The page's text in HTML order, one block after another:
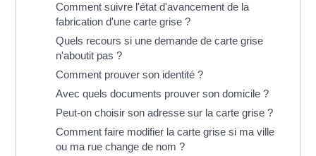
Comment suivre l'état d'avancement de la
fabrication d'une carte grise ?
Quels recours si une demande de carte grise
n'aboutit pas ?
Comment prouver son identité ?
Avec quels documents prouver son domicile ?
Peut-on choisir son adresse sur la carte grise ?
Comment faire modifier la carte grise si ma ville
ou ma rue change de nom ?